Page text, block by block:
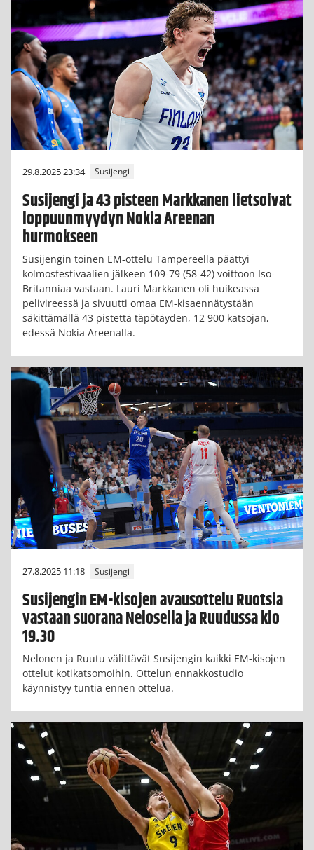
29.8.2025 23:34 Susijengi
Susijengi ja 43 pisteen Markkanen lietsoivat
loppuunmyydyn Nokia Areenan
hurmokseen
Susijengin toinen EM-ottelu Tampereella päättyi
kolmosfestivaalien jälkeen 109-79 (58-42) voittoon Iso-
Britanniaa vastaan. Lauri Markkanen oli huikeassa
pelivireessä ja sivuutti omaa EM-kisaennätystään
säkittämällä 43 pistettä täpötäyden, 12 900 katsojan,
edessä Nokia Areenalla.
27.8.2025 11:18 Susijengi
Susijengin EM-kisojen avausottelu Ruotsia
vastaan suorana Nelosella ja Ruudussa klo
19.30
Nelonen ja Ruutu välittävät Susijengin kaikki EM-kisojen
ottelut kotikatsomoihin. Ottelun ennakkostudio
käynnistyy tuntia ennen ottelua.